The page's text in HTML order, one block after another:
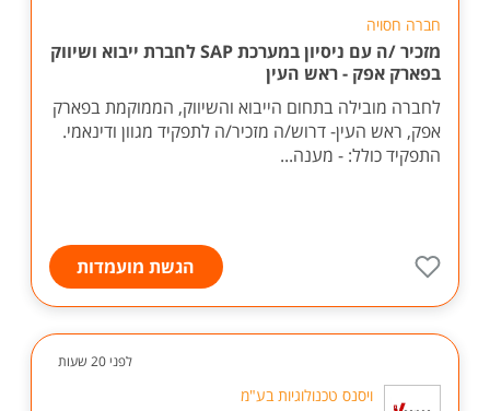
חברה חסויה
מזכיר /ה עם ניסיון במערכת SAP לחברת ייבוא ושיווק
בפארק אפק - ראש העין
לחברה מובילה בתחום הייבוא והשיווק, הממוקמת בפארק
אפק, ראש העין- דרוש/ה מזכיר/ה לתפקיד מגוון ודינאמי.
התפקיד כולל: - מענה...
הגשת מועמדות
לפני 20 שעות
ויסנס טכנולוגיות בע"מ